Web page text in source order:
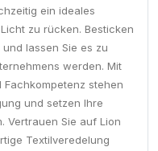
ein ideales
zu rücken. Besticken
lassen Sie es zu
werden. Mit
stehen
und setzen Ihre
Vertrauen Sie auf Lion
Textilveredelung